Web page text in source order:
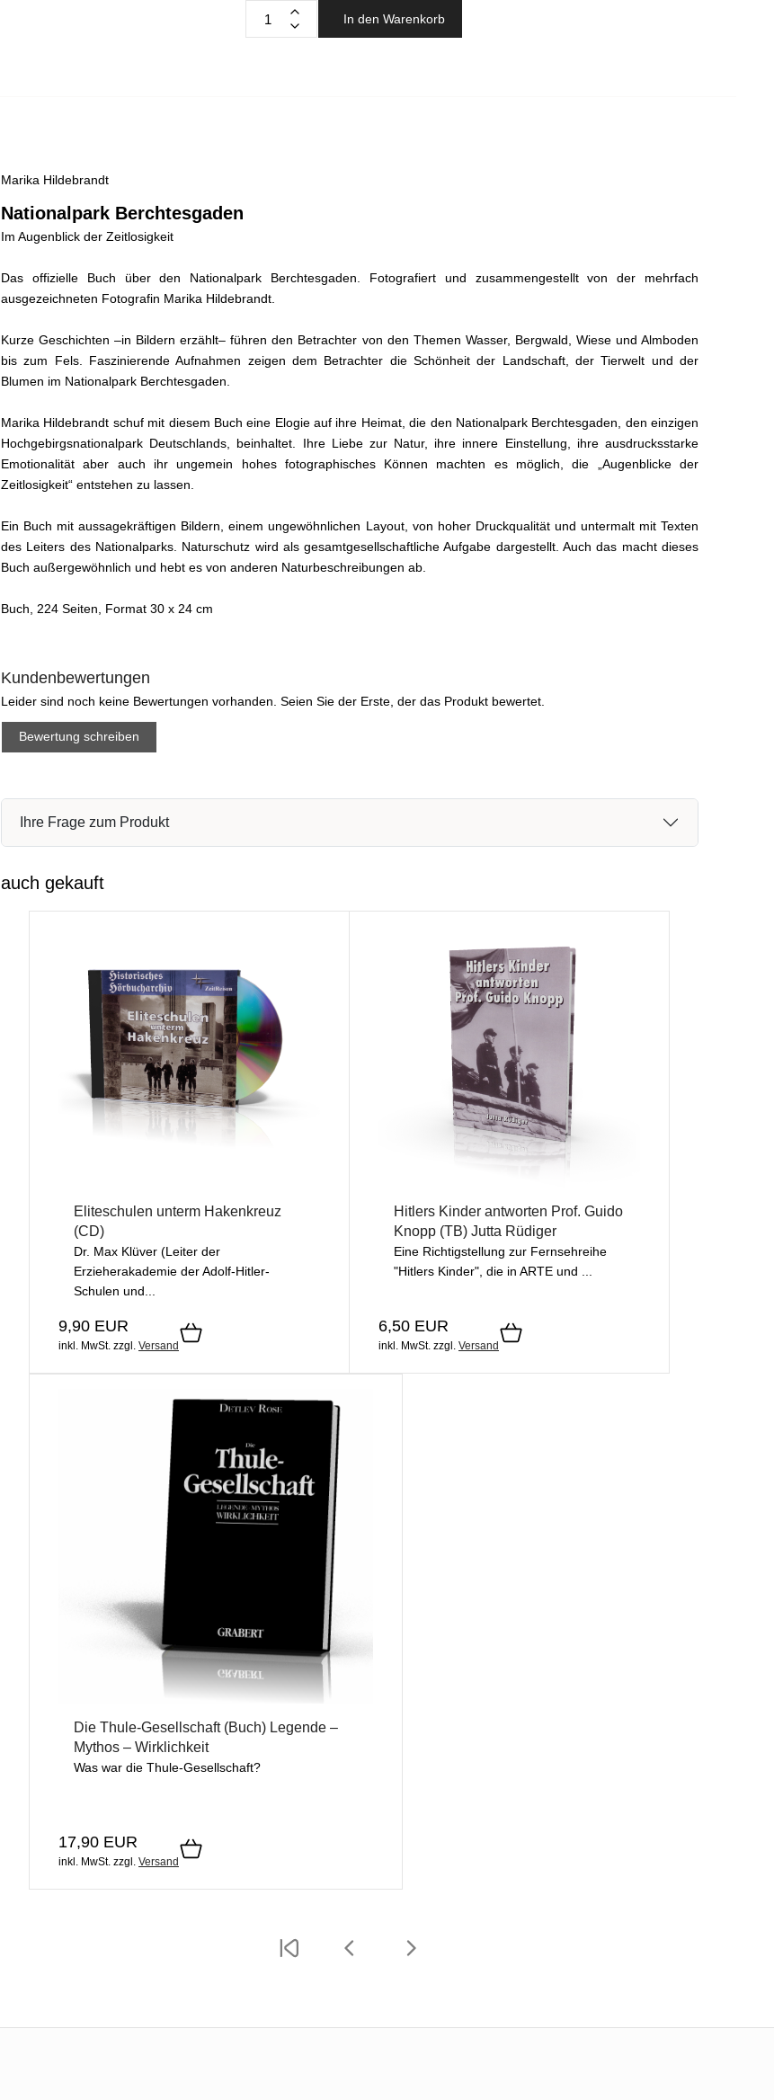
In den Warenkorb
Marika Hildebrandt
Nationalpark Berchtesgaden
Im Augenblick der Zeitlosigkeit
Das offizielle Buch über den Nationalpark Berchtesgaden. Fotografiert und zusammengestellt von der mehrfach
ausgezeichneten Fotografin Marika Hildebrandt.
Kurze Geschichten –in Bildern erzählt– führen den Betrachter von den Themen Wasser, Bergwald, Wiese und Almboden
bis zum Fels. Faszinierende Aufnahmen zeigen dem Betrachter die Schönheit der Landschaft, der Tierwelt und der
Blumen im Nationalpark Berchtesgaden.
Marika Hildebrandt schuf mit diesem Buch eine Elogie auf ihre Heimat, die den Nationalpark Berchtesgaden, den einzigen
Hochgebirgsnationalpark Deutschlands, beinhaltet. Ihre Liebe zur Natur, ihre innere Einstellung, ihre ausdrucksstarke
Emotionalität aber auch ihr ungemein hohes fotographisches Können machten es möglich, die „Augenblicke der
Zeitlosigkeit“ entstehen zu lassen.
Ein Buch mit aussagekräftigen Bildern, einem ungewöhnlichen Layout, von hoher Druckqualität und untermalt mit Texten
des Leiters des Nationalparks. Naturschutz wird als gesamtgesellschaftliche Aufgabe dargestellt. Auch das macht dieses
Buch außergewöhnlich und hebt es von anderen Naturbeschreibungen ab.
Buch, 224 Seiten, Format 30 x 24 cm
Kundenbewertungen
Leider sind noch keine Bewertungen vorhanden. Seien Sie der Erste, der das Produkt bewertet.
Bewertung schreiben
Ihre Frage zum Produkt
auch gekauft
Eliteschulen unterm Hakenkreuz
(CD)
Dr. Max Klüver (Leiter der
Erzieherakademie der Adolf-Hitler-
Schulen und...
9,90 EUR
inkl. MwSt. zzgl. Versand
Hitlers Kinder antworten Prof. Guido
Knopp (TB) Jutta Rüdiger
Eine Richtigstellung zur Fernsehreihe
"Hitlers Kinder", die in ARTE und ...
6,50 EUR
inkl. MwSt. zzgl. Versand
Die Thule-Gesellschaft (Buch) Legende –
Mythos – Wirklichkeit
Was war die Thule-Gesellschaft?
17,90 EUR
inkl. MwSt. zzgl. Versand